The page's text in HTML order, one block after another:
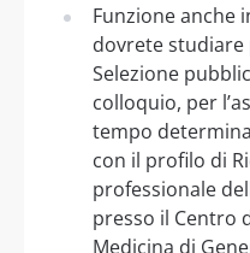
Funzione anche
dovrete
Selezione
colloquio, per
tempo
con il profilo di
professionale
presso il Centro
Medicina di